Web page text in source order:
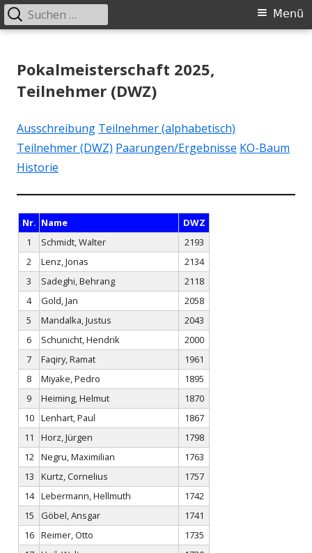
zum
Primäres
Menü
Suchen
nach:
Pokalmeisterschaft 2025,
Teilnehmer (DWZ)
Ausschreibung Teilnehmer (alphabetisch)
Teilnehmer (DWZ) Paarungen/Ergebnisse KO-Baum
Historie
Nr. Name
DWZ
1
Schmidt, Walter
2193
2
Lenz, Jonas
2134
3
Sadeghi, Behrang
2118
4
Gold, Jan
2058
5
Mandalka, Justus
2043
6
Schunicht, Hendrik
2000
7
Faqiry, Ramat
1961
8
Miyake, Pedro
1895
9
Heiming, Helmut
1870
10 Lenhart, Paul
1867
11
Horz, Jürgen
1798
12 Negru, Maximilian
1763
13
Kurtz, Cornelius
1757
14 Lebermann, Hellmuth
1742
15
Göbel, Ansgar
1741
16 Reimer, Otto
1735